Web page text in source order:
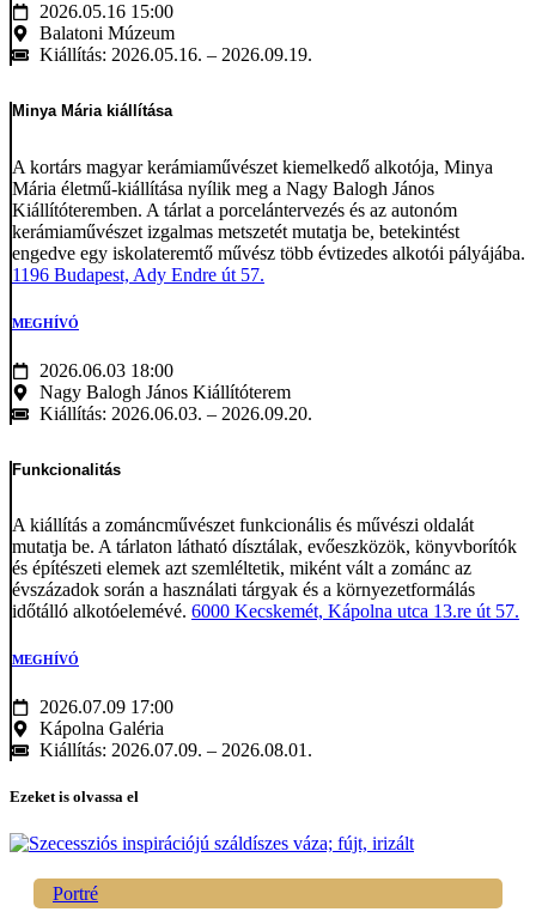
2026.05.16 15:00
Balatoni Múzeum
Kiállítás: 2026.05.16. – 2026.09.19.
Minya Mária kiállítása
A kortárs magyar kerámiaművészet kiemelkedő alkotója, Minya
Mária életmű-kiállítása nyílik meg a Nagy Balogh János
Kiállítóteremben. A tárlat a porcelántervezés és az autonóm
kerámiaművészet izgalmas metszetét mutatja be, betekintést
engedve egy iskolateremtő művész több évtizedes alkotói pályájába.
1196 Budapest, Ady Endre út 57.
MEGHÍVÓ
2026.06.03 18:00
Nagy Balogh János Kiállítóterem
Kiállítás: 2026.06.03. – 2026.09.20.
Funkcionalitás
A kiállítás a zománcművészet funkcionális és művészi oldalát
mutatja be. A tárlaton látható dísztálak, evőeszközök, könyvborítók
és építészeti elemek azt szemléltetik, miként vált a zománc az
évszázadok során a használati tárgyak és a környezetformálás
időtálló alkotóelemévé. 6000 Kecskemét, Kápolna utca 13.re út 57.
MEGHÍVÓ
2026.07.09 17:00
Kápolna Galéria
Kiállítás: 2026.07.09. – 2026.08.01.
Ezeket is olvassa el
Portré